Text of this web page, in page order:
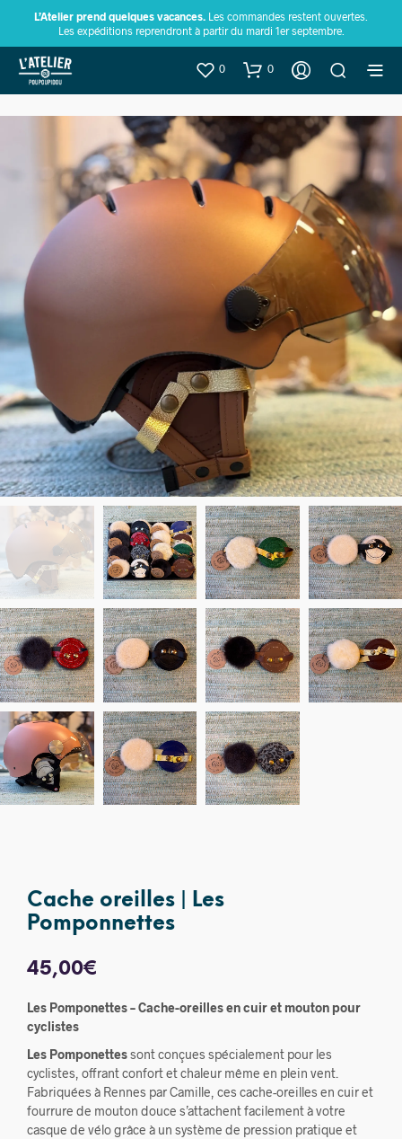
L’Atelier prend quelques vacances. Les commandes restent ouvertes.
Les expéditions reprendront à partir du mardi 1er septembre.
0 0
Cache oreilles | Les
Pomponnettes
45,00€
Les Pomponettes – Cache-oreilles en cuir et mouton pour
cyclistes
Les Pomponettessont conçues spécialement pour les
cyclistes, offrant confort et chaleur même en plein vent.
Fabriquées à Rennes par Camille, ces cache-oreilles en cuir et
fourrure de mouton douce s’attachent facilement à votre
casque de vélo grâce à un système de pression pratique et